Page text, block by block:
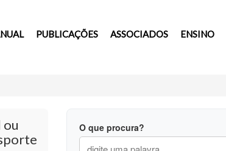
PUBLICAÇÕES ASSOCIADOS ENSINO
ou
O que procura?